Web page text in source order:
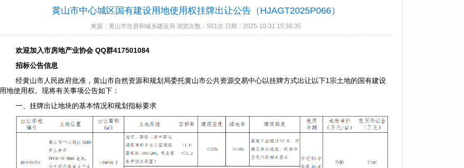
黄山市中心城区国有建设用地使用权挂牌出让公告（HJAGT2025P066）
来源：黄山市住房和城乡建设局 浏览次数：501次 日期：2025-10-31 15:38:35
欢迎加入市房地产业协会 QQ群417501084
招标公告信息
经黄山市人民政府批准，黄山市自然资源和规划局委托黄山市公共资源交易中心以挂牌方式出让以下1宗土地的国有建设
用地使用权。现将有关事项公告如下：
一、挂牌出让地块的基本情况和规划指标要求